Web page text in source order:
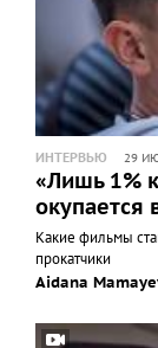
ИНТЕРВЬЮ 29
«Лишь 1%
окупается
Какие фильмы
прокатчики
Aidana